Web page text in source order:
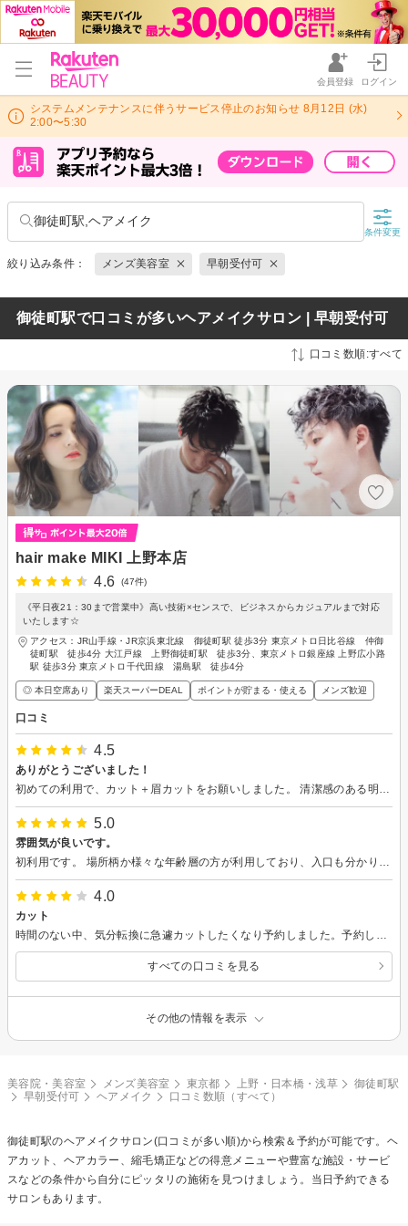
会員登録 ログイン
システムメンテナンスに伴うサービス停止のお知らせ 8月12日 (水)
2:00〜5:30
御徒町駅,ヘアメイク
条件変更
絞り込み条件： メンズ美容室 早朝受付可
御徒町駅で口コミが多いヘアメイクサロン | 早朝受付可
口コミ数順:すべて
hair make MIKI 上野本店
4.6
(47件)
《平日夜21：30まで営業中》高い技術×センスで、ビジネスからカジュアルまで対応
いたします☆
アクセス：JR山手線・JR京浜東北線 御徒町駅 徒歩3分 東京メトロ日比谷線 仲御
徒町駅 徒歩4分 大江戸線 上野御徒町駅 徒歩3分、東京メトロ銀座線 上野広小路
駅 徒歩3分 東京メトロ千代田線 湯島駅 徒歩4分
◎ 本日空席あり 楽天スーパーDEAL ポイントが貯まる・使える メンズ歓迎
口コミ
4.5
ありがとうございました！
5.0
雰囲気が良いです。
4.0
カット
すべての口コミを見る
その他の情報を表示
美容院・美容室 メンズ美容室 東京都 上野・日本橋・浅草
御徒町駅
早朝受付可
ヘアメイク 口コミ数順（すべて）
御徒町駅のヘアメイク サロン(口コミが多い順)から検索＆予約が可能です。ヘ
アカット、ヘアカラー、縮毛矯正などの得意メニューや豊富な施設・サービ
スなどの条件から自分にピッタリの施術を見つけましょう。当日予約できる
サロンもあります。